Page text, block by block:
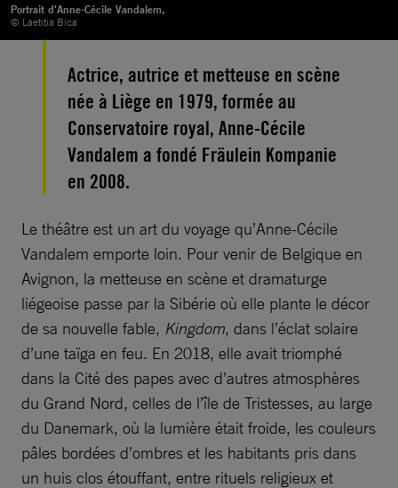
Portrait d'Anne-Cécile Vandalem,
© Laetitia Bica
Actrice, autrice et metteuse en scène
née à Liège en 1979, formée au
Conservatoire royal, Anne-Cécile
Vandalem a fondé Fräulein Kompanie
en 2008.
Le théâtre est un art du voyage qu’Anne-Cécile
Vandalem emporte loin. Pour venir de Belgique en
Avignon, la metteuse en scène et dramaturge
liégeoise passe par la Sibérie où elle plante le décor
de sa nouvelle fable, Kingdom, dans l’éclat solaire
d’une taïga en feu. En 2018, elle avait triomphé
dans la Cité des papes avec d’autres atmosphères
du Grand Nord, celles de l’île de Tristesses, au large
du Danemark, où la lumière était froide, les couleurs
pâles bordées d’ombres et les habitants pris dans
un huis clos étouffant, entre rituels religieux et